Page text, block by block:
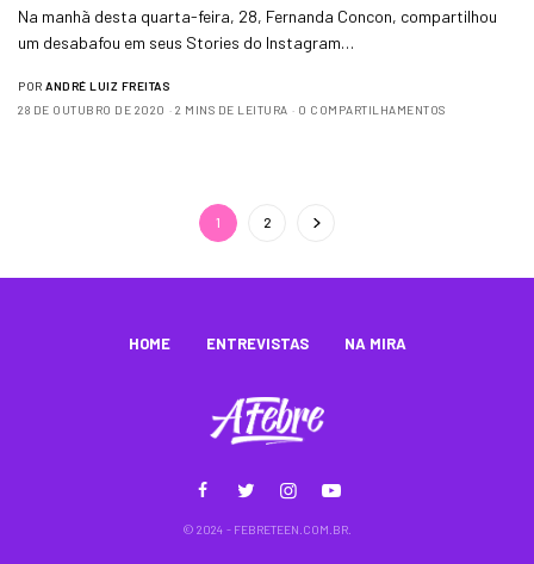
Na manhã desta quarta-feira, 28, Fernanda Concon, compartilhou
um desabafou em seus Stories do Instagram…
POR ANDRÉ LUIZ FREITAS
28 DE OUTUBRO DE 2020
2 MINS DE LEITURA 0 COMPARTILHAMENTOS
1 2
HOME ENTREVISTAS NA MIRA
© 2024 - FEBRETEEN.COM.BR.